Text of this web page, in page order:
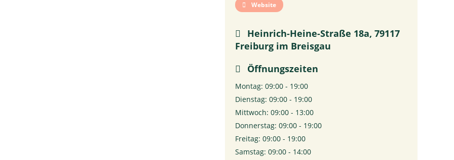
Website
Heinrich-Heine-Straße 18a, 79117
Freiburg im Breisgau
Öffnungszeiten
Montag: 09:00 - 19:00
Dienstag: 09:00 - 19:00
Mittwoch: 09:00 - 13:00
Donnerstag: 09:00 - 19:00
Freitag: 09:00 - 19:00
Samstag: 09:00 - 14:00